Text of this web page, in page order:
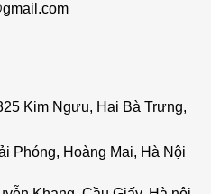
Kim Ngưu, Hai Bà Trưng,
Phóng, Hoàng Mai, Hà Nội